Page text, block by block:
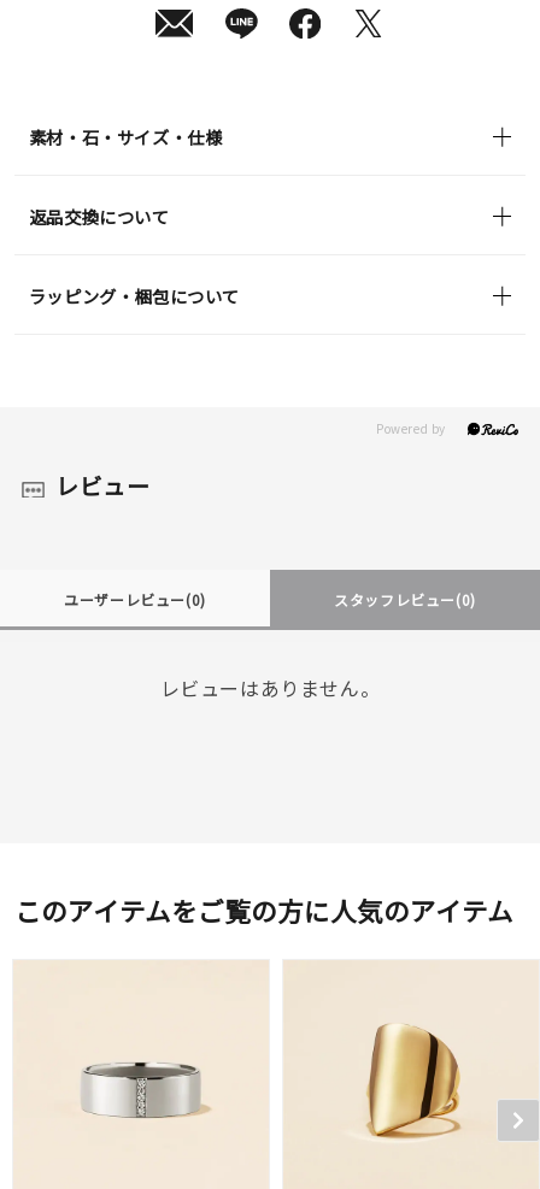
素材・石・サイズ・仕様
返品交換について
ラッピング・梱包について
レビュー
ユーザーレビュー(0) スタッフレビュー(0)
レビューはありません。
このアイテムをご覧の方に人気のアイテム